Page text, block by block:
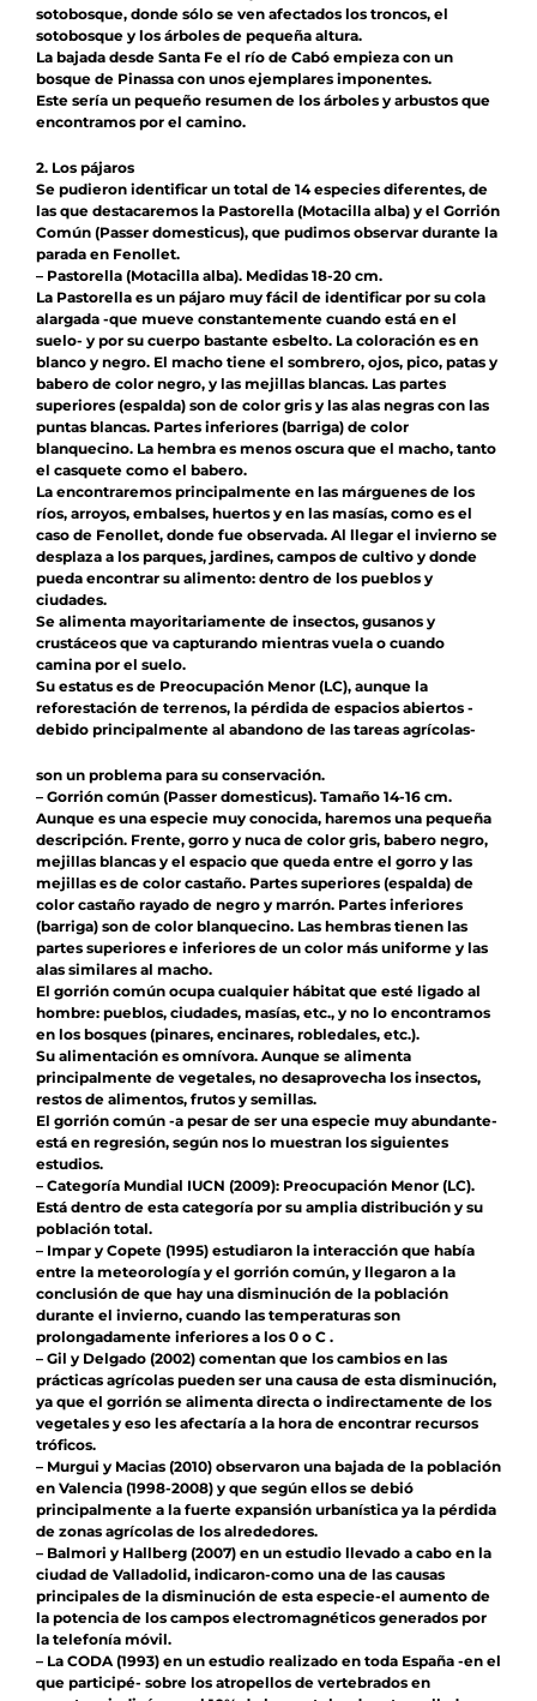
sotobosque, donde sólo se ven afectados los troncos, el
sotobosque y los árboles de pequeña altura.
La bajada desde Santa Fe el río de Cabó empieza con un
bosque de Pinassa con unos ejemplares imponentes.
Este sería un pequeño resumen de los árboles y arbustos que
encontramos por el camino.
2. Los pájaros
Se pudieron identificar un total de 14 especies diferentes, de
las que destacaremos la Pastorella (Motacilla alba) y el Gorrión
Común (Passer domesticus), que pudimos observar durante la
parada en Fenollet.
– Pastorella (Motacilla alba). Medidas 18-20 cm.
La Pastorella es un pájaro muy fácil de identificar por su cola
alargada -que mueve constantemente cuando está en el
suelo- y por su cuerpo bastante esbelto. La coloración es en
blanco y negro. El macho tiene el sombrero, ojos, pico, patas y
babero de color negro, y las mejillas blancas. Las partes
superiores (espalda) son de color gris y las alas negras con las
puntas blancas. Partes inferiores (barriga) de color
blanquecino. La hembra es menos oscura que el macho, tanto
el casquete como el babero.
La encontraremos principalmente en las márguenes de los
ríos, arroyos, embalses, huertos y en las masías, como es el
caso de Fenollet, donde fue observada. Al llegar el invierno se
desplaza a los parques, jardines, campos de cultivo y donde
pueda encontrar su alimento: dentro de los pueblos y
ciudades.
Se alimenta mayoritariamente de insectos, gusanos y
crustáceos que va capturando mientras vuela o cuando
camina por el suelo.
Su estatus es de Preocupación Menor (LC), aunque la
reforestación de terrenos, la pérdida de espacios abiertos -
debido principalmente al abandono de las tareas agrícolas-
son un problema para su conservación.
– Gorrión común (Passer domesticus). Tamaño 14-16 cm.
Aunque es una especie muy conocida, haremos una pequeña
descripción. Frente, gorro y nuca de color gris, babero negro,
mejillas blancas y el espacio que queda entre el gorro y las
mejillas es de color castaño. Partes superiores (espalda) de
color castaño rayado de negro y marrón. Partes inferiores
(barriga) son de color blanquecino. Las hembras tienen las
partes superiores e inferiores de un color más uniforme y las
alas similares al macho.
El gorrión común ocupa cualquier hábitat que esté ligado al
hombre: pueblos, ciudades, masías, etc., y no lo encontramos
en los bosques (pinares, encinares, robledales, etc.).
Su alimentación es omnívora. Aunque se alimenta
principalmente de vegetales, no desaprovecha los insectos,
restos de alimentos, frutos y semillas.
El gorrión común -a pesar de ser una especie muy abundante-
está en regresión, según nos lo muestran los siguientes
estudios.
– Categoría Mundial IUCN (2009): Preocupación Menor (LC).
Está dentro de esta categoría por su amplia distribución y su
población total.
– Impar y Copete (1995) estudiaron la interacción que había
entre la meteorología y el gorrión común, y llegaron a la
conclusión de que hay una disminución de la población
durante el invierno, cuando las temperaturas son
prolongadamente inferiores a los 0 o C .
– Gil y Delgado (2002) comentan que los cambios en las
prácticas agrícolas pueden ser una causa de esta disminución,
ya que el gorrión se alimenta directa o indirectamente de los
vegetales y eso les afectaría a la hora de encontrar recursos
tróficos.
– Murgui y Macias (2010) observaron una bajada de la población
en Valencia (1998-2008) y que según ellos se debió
principalmente a la fuerte expansión urbanística ya la pérdida
de zonas agrícolas de los alrededores.
– Balmori y Hallberg (2007) en un estudio llevado a cabo en la
ciudad de Valladolid, indicaron-como una de las causas
principales de la disminución de esta especie-el aumento de
la potencia de los campos electromagnéticos generados por
la telefonía móvil.
– La CODA (1993) en un estudio realizado en toda España -en el
que participé- sobre los atropellos de vertebrados en